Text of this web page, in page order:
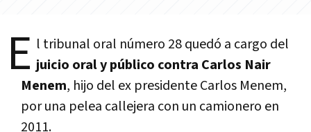
E l tribunal oral número 28 quedó a cargo del
juicio oral y público contra Carlos Nair
Menem, hijo del ex presidente Carlos Menem,
por una pelea callejera con un camionero en
2011.